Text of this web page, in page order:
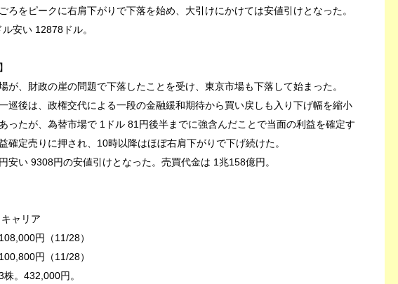
ろをピークに右肩下がりで下落を始め、大引けにかけては安値引けとなった。
安い 12878ドル。
が、財政の崖の問題で下落したことを受け、東京市場も下落して始まった。
巡後は、政権交代による一段の金融緩和期待から買い戻しも入り下げ幅を縮小
ったが、為替市場で 1ドル 81円後半までに強含んだことで当面の利益を確定す
確定売りに押され、10時以降はほぼ右肩下がりで下げ続けた。
安い 9308円の安値引けとなった。売買代金は 1兆158億円。
ャリア
円（11/28）
円（11/28）
株。432,000円。